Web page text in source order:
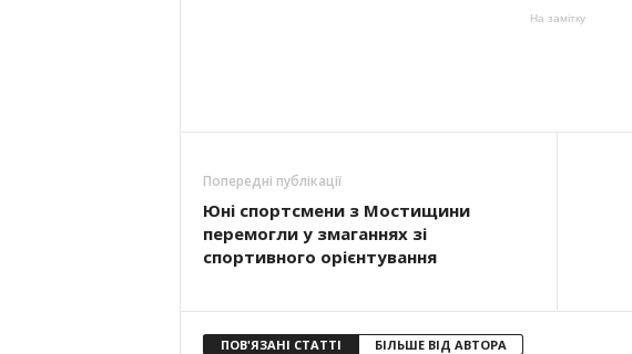
На замітку
Попередні публікації
Юні спортсмени з Мостищини
перемогли у змаганнях зі
спортивного орієнтування
ПОВ'ЯЗАНІ СТАТТІ БІЛЬШЕ ВІД АВТОРА